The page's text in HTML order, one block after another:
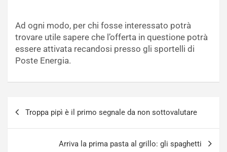
Ad ogni modo, per chi fosse interessato potrà
trovare utile sapere che l’offerta in questione potrà
essere attivata recandosi presso gli sportelli di
Poste Energia.
articoli
Troppa pipì è il primo segnale da non sottovalutare
Arriva la prima pasta al grillo: gli spaghetti